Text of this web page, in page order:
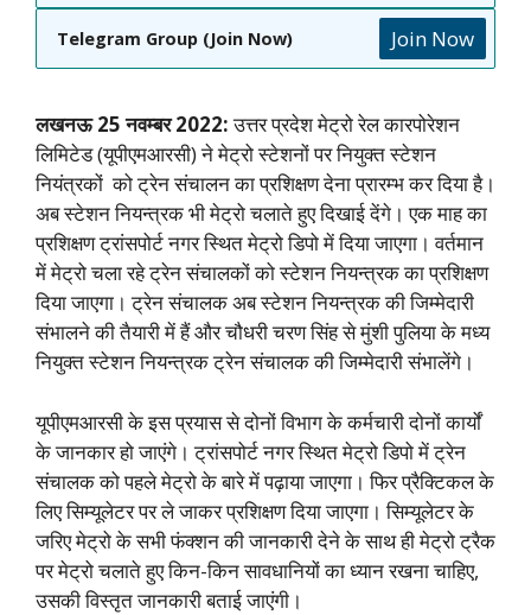
Telegram Group (Join Now) Join Now
लखनऊ 25 नवम्बर 2022:उत्तर प्रदेश मेट्रो रेल कारपोरेशन
लिमिटेड (यूपीएमआरसी) ने मेट्रो स्टेशनों पर नियुक्त स्टेशन
नियंत्रकों को ट्रेन संचालन का प्रशिक्षण देना प्रारम्भ कर दिया है।
अब स्टेशन नियन्त्रक भी मेट्रो चलाते हुए दिखाई देंगे। एक माह का
प्रशिक्षण ट्रांसपोर्ट नगर स्थित मेट्रो डिपो में दिया जाएगा। वर्तमान
में मेट्रो चला रहे ट्रेन संचालकों को स्टेशन नियन्त्रक का प्रशिक्षण
दिया जाएगा। ट्रेन संचालक अब स्टेशन नियन्त्रक की जिम्मेदारी
संभालने की तैयारी में हैं और चौधरी चरण सिंह से मुंशी पुलिया के मध्य
नियुक्त स्टेशन नियन्त्रक ट्रेन संचालक की जिम्मेदारी संभालेंगे।
यूपीएमआरसी के इस प्रयास से दोनों विभाग के कर्मचारी दोनों कार्यों
के जानकार हो जाएंगे। ट्रांसपोर्ट नगर स्थित मेट्रो डिपो में ट्रेन
संचालक को पहले मेट्रो के बारे में पढ़ाया जाएगा। फिर प्रैक्टिकल के
लिए सिम्यूलेटर पर ले जाकर प्रशिक्षण दिया जाएगा। सिम्यूलेटर के
जरिए मेट्रो के सभी फंक्शन की जानकारी देने के साथ ही मेट्रो ट्रैक
पर मेट्रो चलाते हुए किन-किन सावधानियों का ध्यान रखना चाहिए,
उसकी विस्तृत जानकारी बताई जाएंगी।